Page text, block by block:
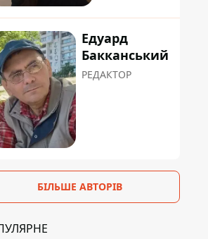
Едуард
Бакканський
РЕДАКТОР
БІЛЬШЕ АВТОРІВ